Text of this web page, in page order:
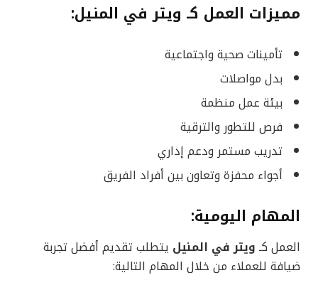
مميزات العمل كـ ويتر في المنيل:
تأمينات صحية واجتماعية
بدل مواصلات
بيئة عمل منظمة
فرص للتطور والترقية
تدريب مستمر ودعم إداري
أجواء محفزة وتعاون بين أفراد الفريق
المهام اليومية:
العمل كـ ويتر في المنيل يتطلب تقديم أفضل تجربة
ضيافة للعملاء من خلال المهام التالية: